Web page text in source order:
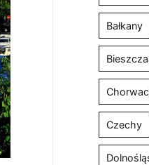
Bałkany
Czechy